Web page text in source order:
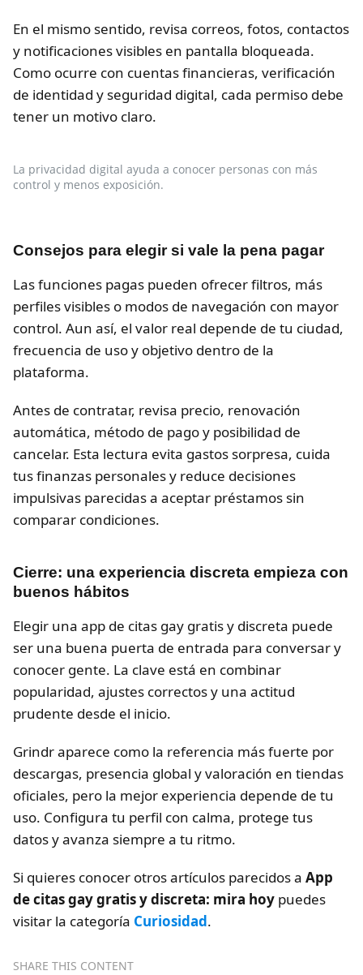
En el mismo sentido, revisa correos, fotos, contactos
y notificaciones visibles en pantalla bloqueada.
Como ocurre con cuentas financieras, verificación
de identidad y seguridad digital, cada permiso debe
tener un motivo claro.
La privacidad digital ayuda a conocer personas con más
control y menos exposición.
Consejos para elegir si vale la pena pagar
Las funciones pagas pueden ofrecer filtros, más
perfiles visibles o modos de navegación con mayor
control. Aun así, el valor real depende de tu ciudad,
frecuencia de uso y objetivo dentro de la
plataforma.
Antes de contratar, revisa precio, renovación
automática, método de pago y posibilidad de
cancelar. Esta lectura evita gastos sorpresa, cuida
tus finanzas personales y reduce decisiones
impulsivas parecidas a aceptar préstamos sin
comparar condiciones.
Cierre: una experiencia discreta empieza con
buenos hábitos
Elegir una app de citas gay gratis y discreta puede
ser una buena puerta de entrada para conversar y
conocer gente. La clave está en combinar
popularidad, ajustes correctos y una actitud
prudente desde el inicio.
Grindr aparece como la referencia más fuerte por
descargas, presencia global y valoración en tiendas
oficiales, pero la mejor experiencia depende de tu
uso. Configura tu perfil con calma, protege tus
datos y avanza siempre a tu ritmo.
Si quieres conocer otros artículos parecidos a App
de citas gay gratis y discreta: mira hoy puedes
visitar la categoría Curiosidad.
SHARE THIS CONTENT